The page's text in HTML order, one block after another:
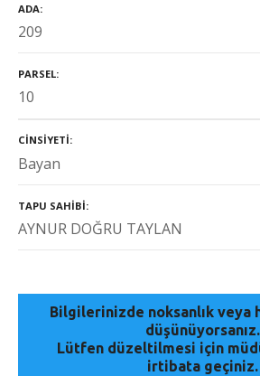
ADA
209
PARSEL
10
CINSIYETI
Bayan
TAPU SAHIBI
AYNUR DOĞRU TAYLAN
Bilgilerinizde noksanlık veya
düşünüyorsanız.
Lütfen düzeltilmesi için
irtibata geçiniz.